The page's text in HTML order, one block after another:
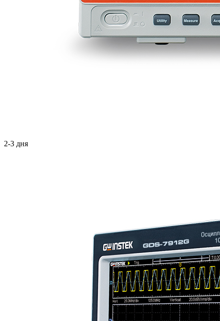
2-3 дня